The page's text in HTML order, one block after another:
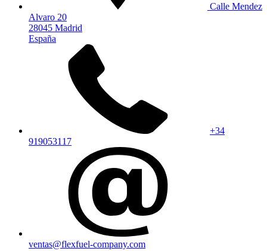
Calle Mendez
Alvaro 20
28045 Madrid
España
+34
919053117
ventas@flexfuel-company.com